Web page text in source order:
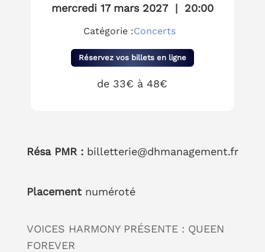
mercredi 17 mars 2027| 20:00
Catégorie :Concerts
Réservez vos billets en ligne
de 33€ à 48€
Résa PMR : billetterie@dhmanagement.fr
Placement numéroté
VOICES HARMONY PRÉSENTE : QUEEN
FOREVER